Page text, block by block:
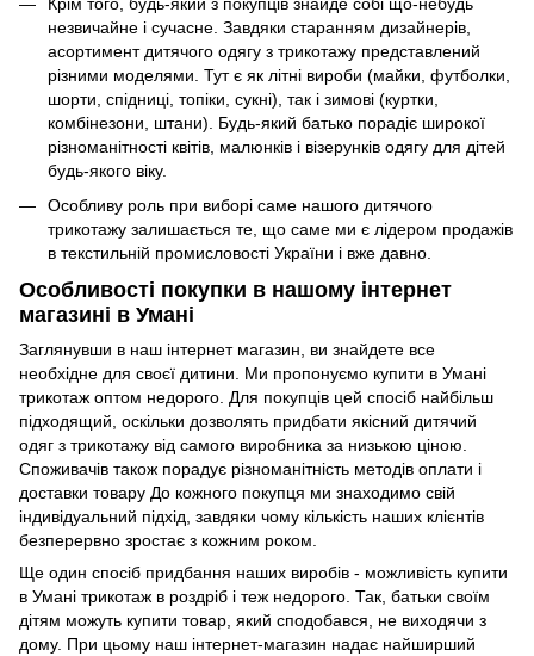
незвичайне і сучасне. Завдяки старанням дизайнерів,
асортимент дитячого одягу з трикотажу представлений
різними моделями. Тут є як літні вироби (майки, футболки,
шорти, спідниці, топіки, сукні), так і зимові (куртки,
комбінезони, штани). Будь-який батько порадіє широкої
різноманітності квітів, малюнків і візерунків одягу для дітей
будь-якого віку.
Особливу роль при виборі саме нашого дитячого
трикотажу залишається те, що саме ми є лідером продажів
в текстильній промисловості України і вже давно.
Особливості покупки в нашому інтернет
магазині в Умані
Заглянувши в наш інтернет магазин, ви знайдете все
необхідне для своєї дитини. Ми пропонуємо купити в Умані
трикотаж оптом недорого. Для покупців цей спосіб найбільш
підходящий, оскільки дозволять придбати якісний дитячий
одяг з трикотажу від самого виробника за низькою ціною.
Споживачів також порадує різноманітність методів оплати і
доставки товару До кожного покупця ми знаходимо свій
індивідуальний підхід, завдяки чому кількість наших клієнтів
безперервно зростає з кожним роком.
Ще один спосіб придбання наших виробів - можливість купити
в Умані трикотаж в роздріб і теж недорого. Так, батьки своїм
дітям можуть купити товар, який сподобався, не виходячи з
дому. При цьому наш інтернет-магазин надає найширший